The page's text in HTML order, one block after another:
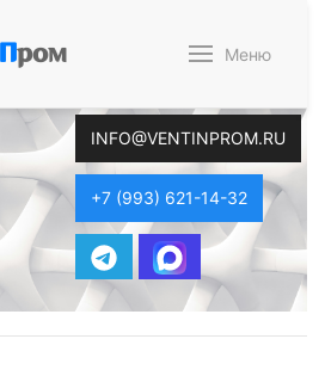
Пром Меню
INFO@VENTINPROM.RU
+7 (993) 621-14-32